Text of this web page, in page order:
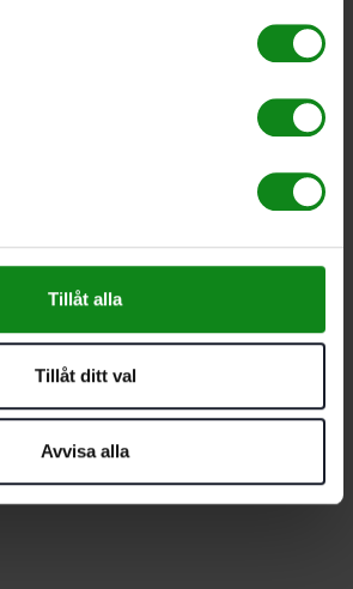
Tillåt alla
Tillåt ditt val
Avvisa alla
elverktyg, tillbehör, infästning och
Vi har en fysisk butik och
samt en e-handel för hela
professionell service av
erfarenhet.